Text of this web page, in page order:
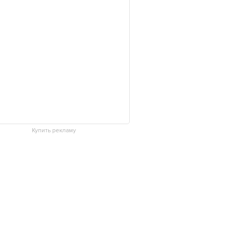
Купить рекламу